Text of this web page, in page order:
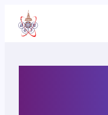
เนื้อหา